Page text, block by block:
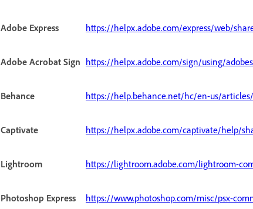
Adobe Express https://helpx.adobe.com/express/web/
Adobe Acrobat Sign https://helpx.adobe.com/sign/using/
Behance https://help.behance.net/hc/en-us/
Captivate https://helpx.adobe.com/captivate/help/
Lightroom https://lightroom.adobe.com/lightroom-
Photoshop Express https://www.photoshop.com/misc/psx-